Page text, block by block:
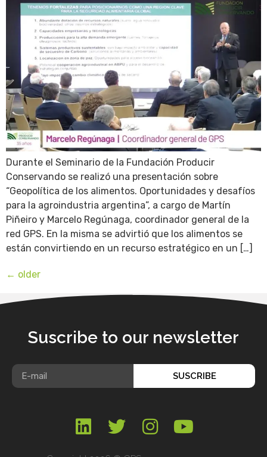
Durante el Seminario de la Fundación Producir
Conservando se realizó una presentación sobre
“Geopolítica de los alimentos. Oportunidades y desafíos
para la agroindustria argentina”, a cargo de Martín
Piñeiro y Marcelo Regúnaga, coordinador general de la
red GPS. En la misma se advirtió que los alimentos se
están convirtiendo en un recurso estratégico en un […]
← older
Suscribe to our newsletter
SUSCRIBE